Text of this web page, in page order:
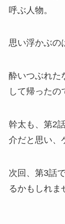
呼ぶ人物。
思い浮かぶの
酔いつぶれた
して帰ったの
幹太も、第2
介だと思い、
次回、第3話
るかもしれま